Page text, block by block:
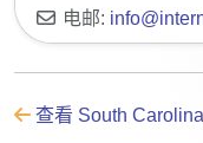
电邮:
查看 South